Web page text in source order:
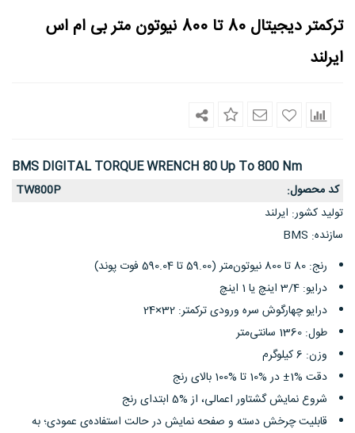
ترکمتر دیجیتال 80 تا 800 نیوتون متر بی ام اس
ایرلند
BMS DIGITAL TORQUE WRENCH 80 Up To 800 Nm
کد محصول:
TW800P
تولید کشور: ایرلند
سازنده:
BMS
رنج: 80 تا 800 نیوتون‌متر (59.00 تا 590.04 فوت پوند)
درایو: 3/4 اینچ یا 1 اینچ
درایو چهارگوش سره‌ ورودی ترکمتر: 32×24
طول: 1360 سانتی‌متر
وزن: 6 کیلوگرم
دقت %1± در %10 تا %100 بالای رنج
شروع نمایش گشتاور اعمالی، از %5 ابتدای رنج
قابلیت چرخش دسته و صفحه نمایش در حالت استفاده‌ی عمودی؛ به